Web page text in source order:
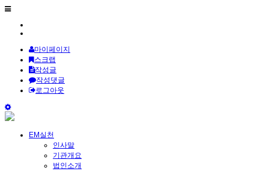
마이페이지
스크랩
작성글
작성댓글
로그아웃
EM실천
인사말
기관개요
법인소개